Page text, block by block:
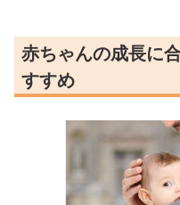
赤ちゃんの成長に
すすめ